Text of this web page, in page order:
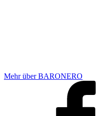
Mehr über BARONERO